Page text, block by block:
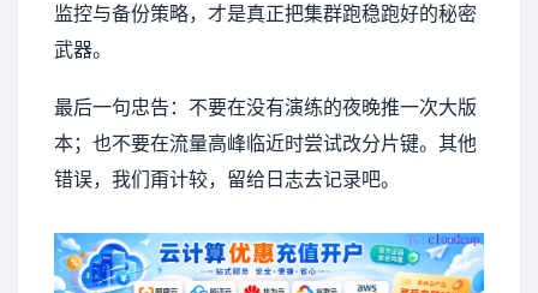
监控与备份策略，才是真正把集群跑稳跑好的秘密
武器。
最后一句忠告：不要在没有演练的夜晚推一次大版
本；也不要在流量高峰临近时尝试改分片键。其他
错误，我们甭计较，留给日志去记录吧。